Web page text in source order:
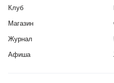
Клуб
Магазин
Журнал
Афиша